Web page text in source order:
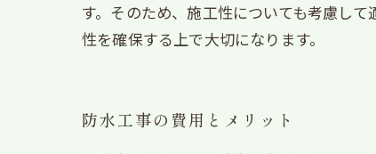
す。そのため、施工性についても考慮し
性を確保する上で大切になります。
防水工事の費用とメリット